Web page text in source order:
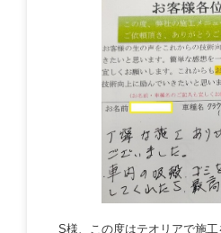
S様、この度はテオリアで施